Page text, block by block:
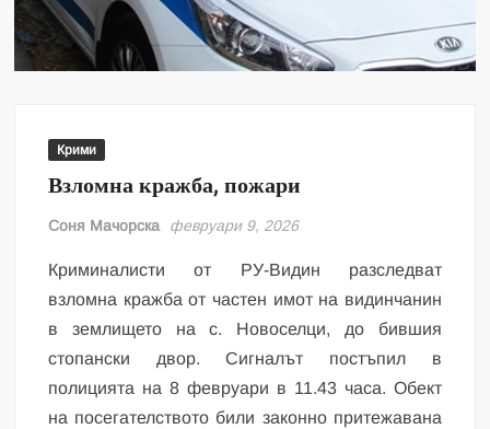
Крими
Взломна кражба, пожари
Соня Мачорска февруари 9, 2026
Криминалисти от РУ-Видин разследват
взломна кражба от частен имот на видинчанин
в землището на с. Новоселци, до бившия
стопански двор. Сигналът постъпил в
полицията на 8 февруари в 11.43 часа. Обект
на посегателството били законно притежавана